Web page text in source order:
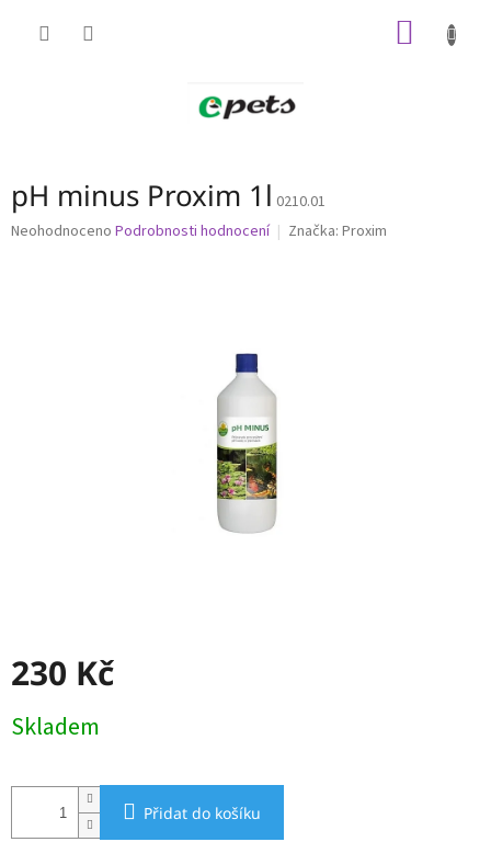
pH minus Proxim 1l 0210.01
Průměrné
Neohodnoceno Podrobnosti hodnocení Značka: Proxim
230 Kč
cena:
Skladem
Přidat do košíku